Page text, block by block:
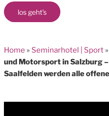
los geht's
Home » Seminarhotel | Sport »
und Motorsport in Salzburg
Saalfelden werden alle